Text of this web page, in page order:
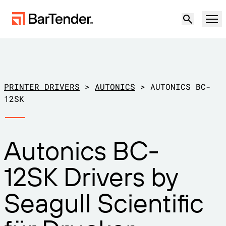
ETIKETTIERUNG, MARKIERUNG UND CODIERUNG
ETIKETTIERFUNKTIONEN
Gestalten
Lösungen
Produktion
Lager
Einzelhandel
Transport und Logistik
Druckertreiber herunterladen
Support-Pläne
Partner
Support
Support-Center
Kostenlos
Vertrieb
PRINTER DRIVERS > AUTONICS > AUTONICS BC-
12SK
Autonics BC-
12SK Drivers by
Seagull Scientific